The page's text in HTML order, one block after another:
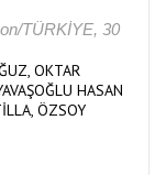
TÜRKİYE, 30
OKTAR
HASAN
ÖZSOY